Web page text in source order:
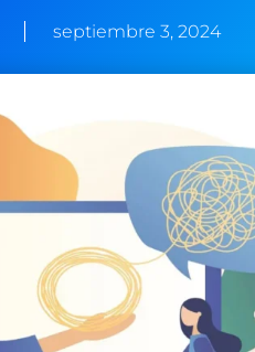
septiembre 3, 2024